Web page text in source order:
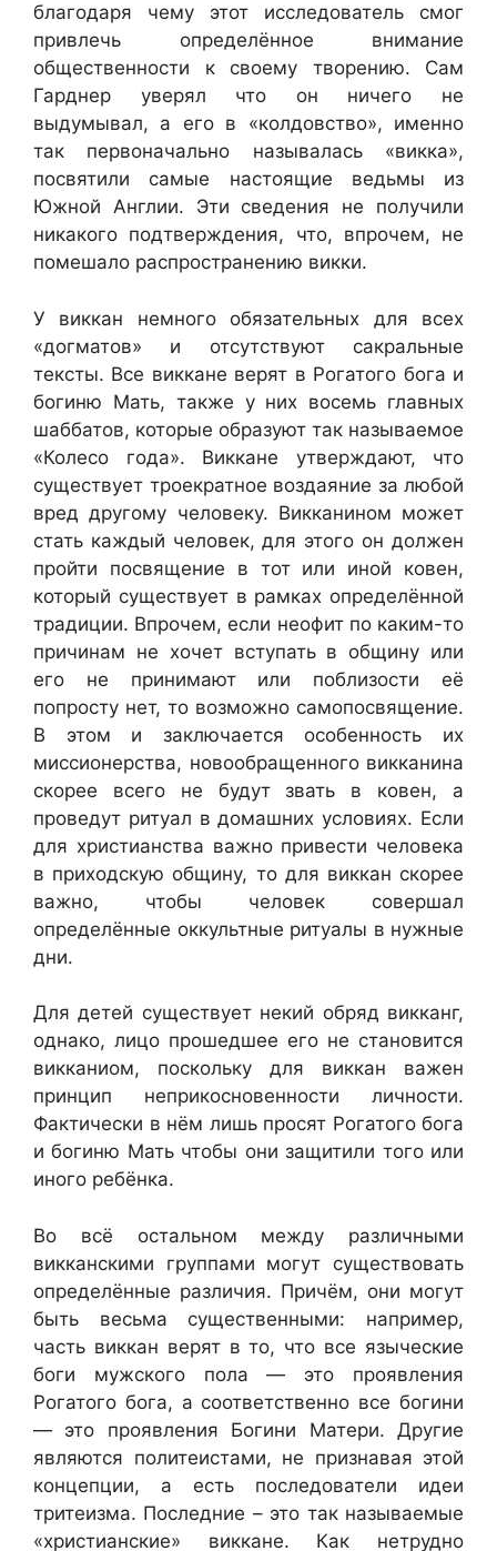
благодаря чему этот исследователь смог
привлечь определённое внимание
общественности к своему творению. Сам
Гарднер уверял что он ничего не
выдумывал, а его в «колдовство», именно
так первоначально называлась «викка»,
посвятили самые настоящие ведьмы из
Южной Англии. Эти сведения не получили
никакого подтверждения, что, впрочем, не
помешало распространению викки.
У виккан немного обязательных для всех
«догматов» и отсутствуют сакральные
тексты. Все виккане верят в Рогатого бога и
богиню Мать, также у них восемь главных
шаббатов, которые образуют так называемое
«Колесо года». Виккане утверждают, что
существует троекратное воздаяние за любой
вред другому человеку. Викканином может
стать каждый человек, для этого он должен
пройти посвящение в тот или иной ковен,
который существует в рамках определённой
традиции. Впрочем, если неофит по каким-то
причинам не хочет вступать в общину или
его не принимают или поблизости её
попросту нет, то возможно самопосвящение.
В этом и заключается особенность их
миссионерства, новообращенного викканина
скорее всего не будут звать в ковен, а
проведут ритуал в домашних условиях. Если
для христианства важно привести человека
в приходскую общину, то для виккан скорее
важно, чтобы человек совершал
определённые оккультные ритуалы в нужные
дни.
Для детей существует некий обряд викканг,
однако, лицо прошедшее его не становится
викканиом, поскольку для виккан важен
принцип неприкосновенности личности.
Фактически в нём лишь просят Рогатого бога
и богиню Мать чтобы они защитили того или
иного ребёнка.
Во всё остальном между различными
викканскими группами могут существовать
определённые различия. Причём, они могут
быть весьма существенными: например,
часть виккан верят в то, что все языческие
боги мужского пола — это проявления
Рогатого бога, а соответственно все богини
— это проявления Богини Матери. Другие
являются политеистами, не признавая этой
концепции, а есть последователи идеи
тритеизма. Последние – это так называемые
«христианские» виккане. Как нетрудно